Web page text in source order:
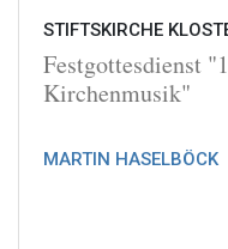
STIFTSKIRCHE
Festgottesdienst
Kirchenmusik"
MARTIN HASELBÖCK